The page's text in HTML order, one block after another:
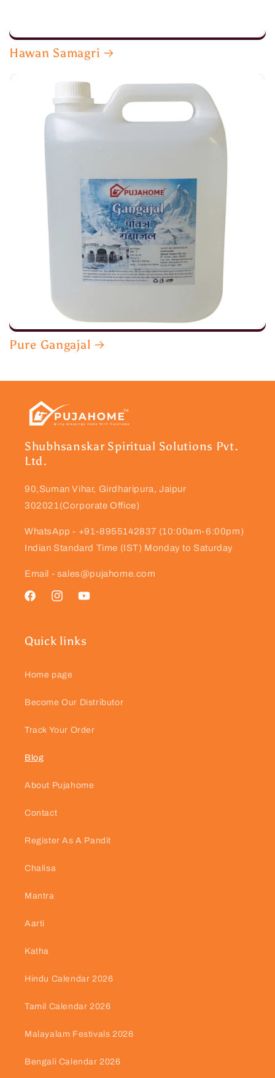
Hawan Samagri
Pure Gangajal
Shubhsanskar Spiritual Solutions Pvt.
Ltd.
90,Suman Vihar, Girdharipura, Jaipur
302021(Corporate Office)
WhatsApp - +91-8955142837 (10:00am-6:00pm)
Indian Standard Time (IST) Monday to Saturday
Email - sales@pujahome.com
FacebookInstagramYouTube
Quick links
Home page
Become Our Distributor
Track Your Order
Blog
About Pujahome
Contact
Register As A Pandit
Chalisa
Mantra
Aarti
Katha
Hindu Calendar 2026
Tamil Calendar 2026
Malayalam Festivals 2026
Bengali Calendar 2026